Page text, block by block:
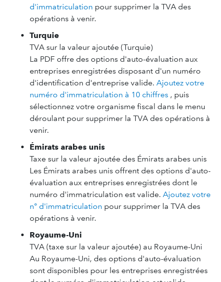
d'immatriculation pour supprimer la TVA des
opérations à venir.
Turquie
TVA sur la valeur ajoutée (Turquie)
La PDF offre des options d'auto-évaluation aux
entreprises enregistrées disposant d'un numéro
d'identification d'entreprise valide. Ajoutez votre
numéro d'immatriculation à 10 chiffres , puis
sélectionnez votre organisme fiscal dans le menu
déroulant pour supprimer la TVA des opérations à
venir.
Émirats arabes unis
Taxe sur la valeur ajoutée des Émirats arabes unis
Les Émirats arabes unis offrent des options d'auto-
évaluation aux entreprises enregistrées dont le
numéro d'immatriculation est valide. Ajoutez votre
n° d'immatriculation pour supprimer la TVA des
opérations à venir.
Royaume-Uni
TVA (taxe sur la valeur ajoutée) au Royaume-Uni
Au Royaume-Uni, des options d'auto-évaluation
sont disponibles pour les entreprises enregistrées